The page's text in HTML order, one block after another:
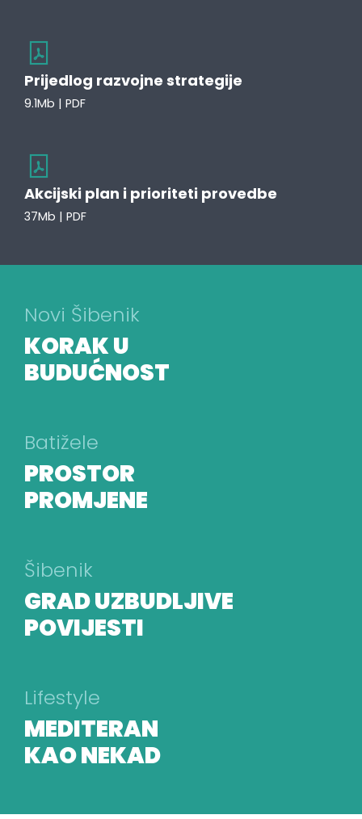
Prijedlog razvojne strategije
9.1Mb | PDF
Akcijski plan i prioriteti provedbe
37Mb | PDF
Novi Šibenik
KORAK U
BUDUĆNOST
Batižele
PROSTOR
PROMJENE
Šibenik
GRAD UZBUDLJIVE
POVIJESTI
Lifestyle
MEDITERAN
KAO NEKAD